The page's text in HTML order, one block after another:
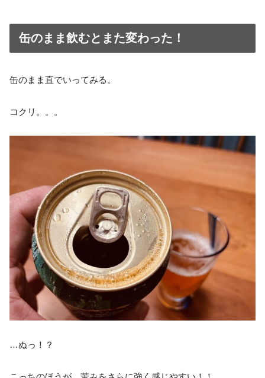
缶のまま飲むとまた変わった！
缶のまま直でいってみる。
コクリ。。。
…ぬっ！？